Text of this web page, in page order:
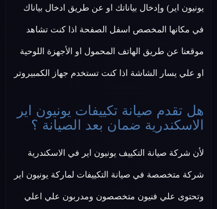
يونيون اير) وإدخال بياناتك او عن طريق ادخال بياناك
في مكانها المخصص اسفل الصفحة اذا كنت تشاهد
موقعنا عن طريق الهاتف المحمول او الأجهزة اللوحية
او علي يسار الشاشة اذا كنت تستخدم جهاز الكمبيروتر
هل تقدم صيانة تكييفات يونيون اير
الاسكندرية ضمان بعد الصيانة ؟
لأن شركة صيانة التكييف يونيون اير في الاسكندرية
شركة متخصصة في صيانة التكييفات لماركة يونيون اير
وتحتوى علي فنيون متخصصون ومدربون علي اعلي